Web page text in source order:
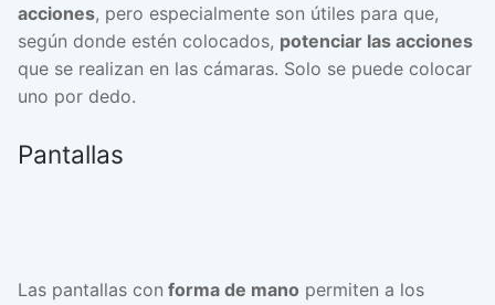
acciones, pero especialmente son útiles para que,
según donde estén colocados, potenciar las acciones
que se realizan en las cámaras. Solo se puede colocar
uno por dedo.
Pantallas
Las pantallas con forma de mano permiten a los